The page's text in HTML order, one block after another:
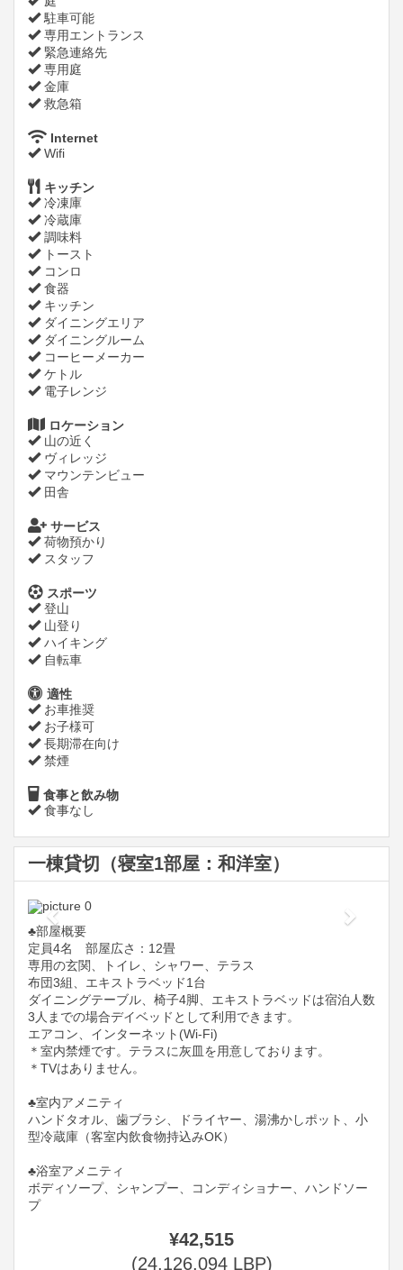
駐車可能
専用エントランス
緊急連絡先
専用庭
金庫
救急箱
Internet
Wifi
キッチン
冷凍庫
冷蔵庫
調味料
トースト
コンロ
食器
キッチン
ダイニングエリア
ダイニングルーム
コーヒーメーカー
ケトル
電子レンジ
ロケーション
山の近く
ヴィレッジ
マウンテンビュー
田舎
サービス
荷物預かり
スタッフ
スポーツ
登山
山登り
ハイキング
自転車
適性
お車推奨
お子様可
長期滞在向け
禁煙
食事と飲み物
食事なし
一棟貸切（寝室1部屋：和洋室）
Previous Next
♣️部屋概要
定員4名 部屋広さ：12畳
専用の玄関、トイレ、シャワー、テラス
布団3組、エキストラベッド1台
ダイニングテーブル、椅子4脚、エキストラベッドは宿泊人数
3人までの場合デイベッドとして利用できます。
エアコン、インターネット(Wi-Fi)
＊室内禁煙です。テラスに灰皿を用意しております。
＊TVはありません。
♣️室内アメニティ
ハンドタオル、歯ブラシ、ドライヤー、湯沸かしポット、小
型冷蔵庫（客室内飲食物持込みOK）
♣️浴室アメニティ
ボディソープ、シャンプー、コンディショナー、ハンドソー
プ
¥42,515
(24,126,094LBP)